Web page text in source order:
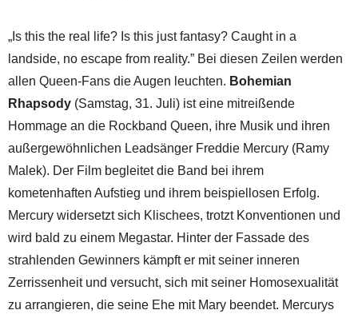
„Is this the real life? Is this just fantasy? Caught in a
landside, no escape from reality.” Bei diesen Zeilen werden
allen Queen-Fans die Augen leuchten. Bohemian
Rhapsody (Samstag, 31. Juli) ist eine mitreißende
Hommage an die Rockband Queen, ihre Musik und ihren
außergewöhnlichen Leadsänger Freddie Mercury (Ramy
Malek). Der Film begleitet die Band bei ihrem
kometenhaften Aufstieg und ihrem beispiellosen Erfolg.
Mercury widersetzt sich Klischees, trotzt Konventionen und
wird bald zu einem Megastar. Hinter der Fassade des
strahlenden Gewinners kämpft er mit seiner inneren
Zerrissenheit und versucht, sich mit seiner Homosexualität
zu arrangieren, die seine Ehe mit Mary beendet. Mercurys